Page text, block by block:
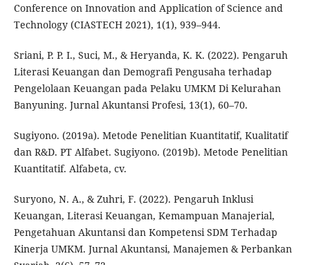
Conference on Innovation and Application of Science and
Technology (CIASTECH 2021), 1(1), 939–944.
Sriani, P. P. I., Suci, M., & Heryanda, K. K. (2022). Pengaruh
Literasi Keuangan dan Demografi Pengusaha terhadap
Pengelolaan Keuangan pada Pelaku UMKM Di Kelurahan
Banyuning. Jurnal Akuntansi Profesi, 13(1), 60–70.
Sugiyono. (2019a). Metode Penelitian Kuantitatif, Kualitatif
dan R&D. PT Alfabet. Sugiyono. (2019b). Metode Penelitian
Kuantitatif. Alfabeta, cv.
Suryono, N. A., & Zuhri, F. (2022). Pengaruh Inklusi
Keuangan, Literasi Keuangan, Kemampuan Manajerial,
Pengetahuan Akuntansi dan Kompetensi SDM Terhadap
Kinerja UMKM. Jurnal Akuntansi, Manajemen & Perbankan